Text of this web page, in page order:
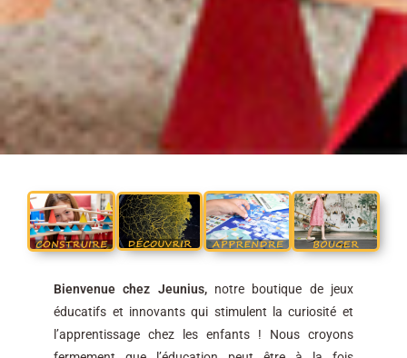
Bienvenue chez Jeunius,notre boutique de jeux
éducatifs et innovants qui stimulent la curiosité et
l’apprentissage chez les enfants ! Nous croyons